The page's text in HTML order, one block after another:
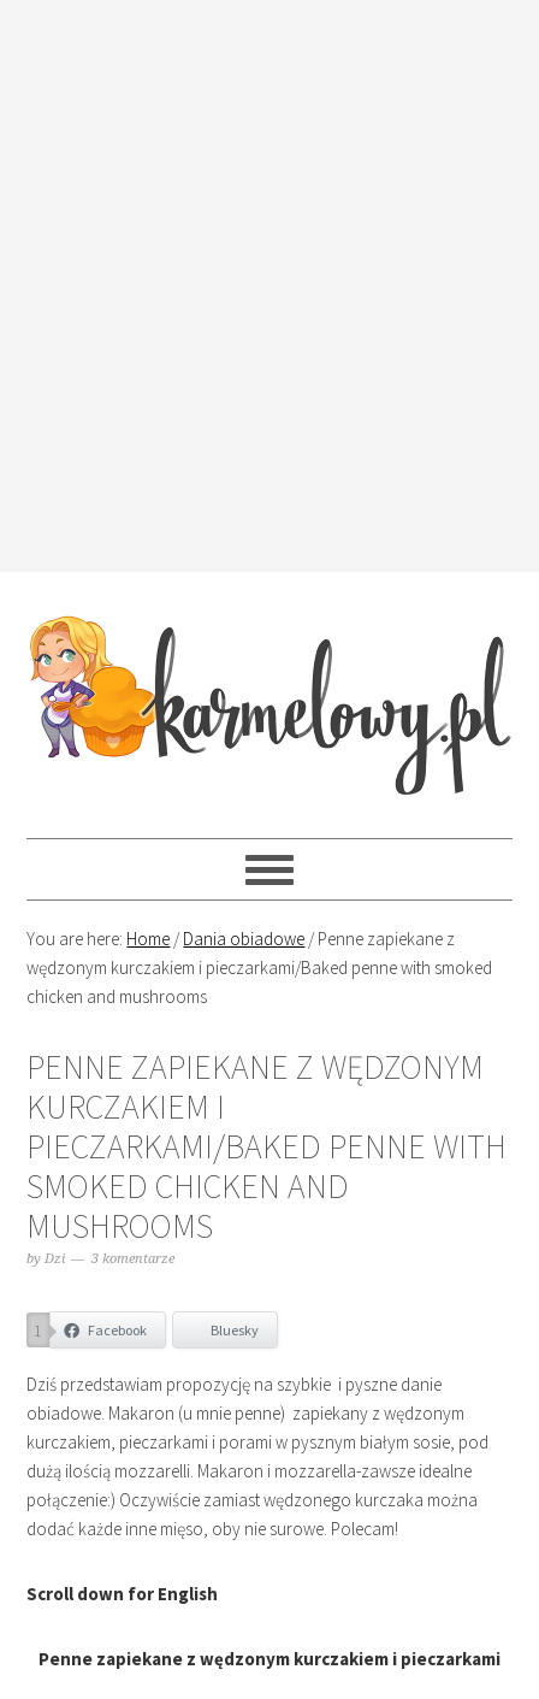
You are here: Home /Dania obiadowe /Penne zapiekane z
wędzonym kurczakiem i pieczarkami/Baked penne with smoked
chicken and mushrooms
PENNE ZAPIEKANE Z WĘDZONYM
KURCZAKIEM I
PIECZARKAMI/BAKED PENNE WITH
SMOKED CHICKEN AND
MUSHROOMS
byDzi 3 komentarze
1 Facebook Bluesky
Dziś przedstawiam propozycję na szybkie i pyszne danie
obiadowe. Makaron (u mnie penne) zapiekany z wędzonym
kurczakiem, pieczarkami i porami w pysznym białym sosie, pod
dużą ilością mozzarelli. Makaron i mozzarella-zawsze idealne
połączenie:) Oczywiście zamiast wędzonego kurczaka można
dodać każde inne mięso, oby nie surowe. Polecam!
Scroll down for English
Penne zapiekane z wędzonym kurczakiem i pieczarkami